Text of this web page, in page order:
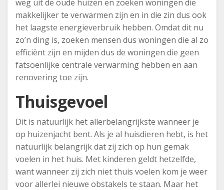
weg uit de oude huizen en zoeken woningen die
makkelijker te verwarmen zijn en in die zin dus ook
het laagste energieverbruik hebben. Omdat dit nu
zo’n ding is, zoeken mensen dus woningen die al zo
efficiënt zijn en mijden dus de woningen die geen
fatsoenlijke centrale verwarming hebben en aan
renovering toe zijn.
Thuisgevoel
Dit is natuurlijk het allerbelangrijkste wanneer je
op huizenjacht bent. Als je al huisdieren hebt, is het
natuurlijk belangrijk dat zij zich op hun gemak
voelen in het huis. Met kinderen geldt hetzelfde,
want wanneer zij zich niet thuis voelen kom je weer
voor allerlei nieuwe obstakels te staan. Maar het